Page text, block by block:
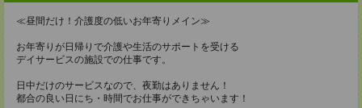
≪昼間だけ！介護度の低いお年寄りメイン≫
お年寄りが日帰りで介護や生活のサポートを受ける
デイサービスの施設での仕事です。
日中だけのサービスなので、夜勤はありません！
都合の良い日にち・時間でお仕事ができちゃいます！